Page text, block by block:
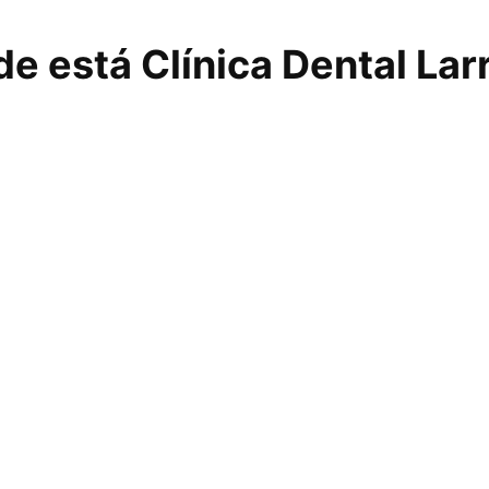
está Clínica Dental